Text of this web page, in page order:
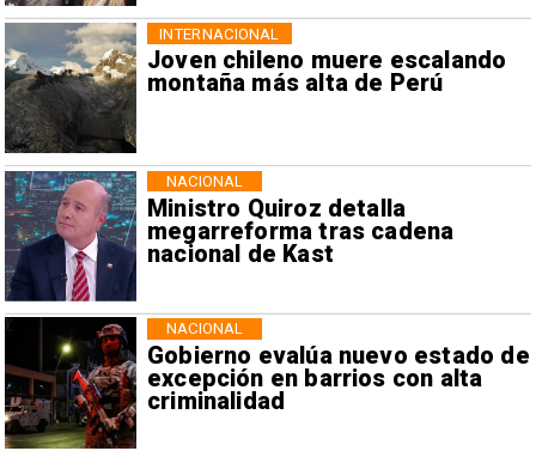
Joven chileno muere escalando
montaña más alta de Perú
INTERNACIONAL
Ministro Quiroz detalla
megarreforma tras cadena
nacional de Kast
NACIONAL
Gobierno evalúa nuevo estado de
excepción en barrios con alta
criminalidad
NACIONAL